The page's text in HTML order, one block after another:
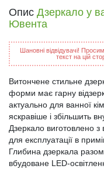
Опис Дзеркало у
Ювента
Шановні відвідувачі!
текст на цій
Витончене стильне
форми має гарну
актуально для ванної
яскравіше і збільшить
Дзеркало виготовлено з
для експлуатації в
Глибина дзеркала
вбудоване LED-